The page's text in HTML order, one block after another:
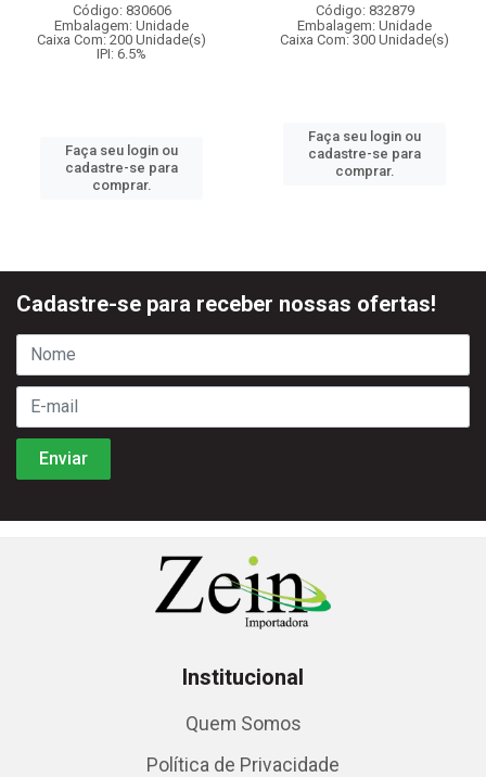
Código: 830606
Embalagem: Unidade
Caixa Com: 200 Unidade(s)
IPI: 6.5%
Faça seu login ou
cadastre-se para
comprar.
Código: 832879
Embalagem: Unidade
Caixa Com: 300 Unidade(s)
Faça seu login ou
cadastre-se para
comprar.
Cadastre-se para receber nossas ofertas!
Institucional
Quem Somos
Política de Privacidade